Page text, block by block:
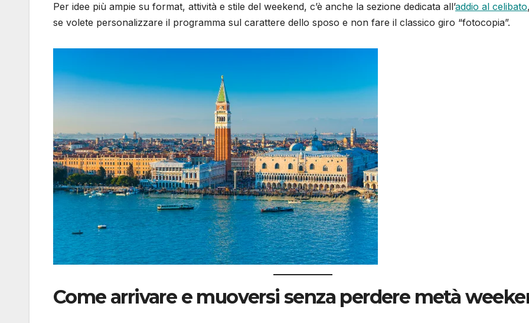
Per idee più ampie su format, attività e stile del weekend, c’è anche la sezione dedicata all’addio al celibato
se volete personalizzare il programma sul carattere dello sposo e non fare il classico giro “fotocopia”.
Come arrivare e muoversi senza perdere metà